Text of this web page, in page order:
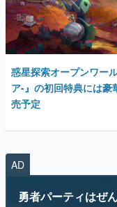
惑星探索オープンワー
ア-』の初回特典には
売予定
AD
勇者パーティはぜ